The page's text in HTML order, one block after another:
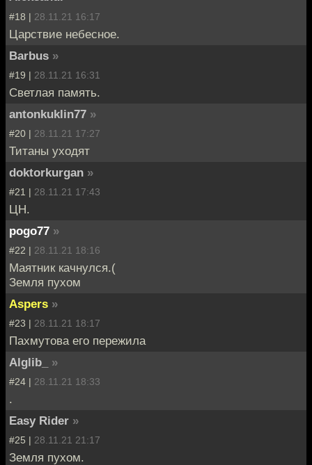
#18 | 28.11.21 16:17
Царствие небесное.
Barbus »
#19 | 28.11.21 16:31
Светлая память.
antonkuklin77 »
#20 | 28.11.21 17:27
Титаны уходят
doktorkurgan »
#21 | 28.11.21 17:43
ЦН.
pogo77 »
#22 | 28.11.21 18:16
Маятник качнулся.(
Земля пухом
Aspers »
#23 | 28.11.21 18:17
Пахмутова его пережила
Alglib_
»
#24 | 28.11.21 18:33
.
Easy Rider »
#25 | 28.11.21 21:17
Земля пухом.